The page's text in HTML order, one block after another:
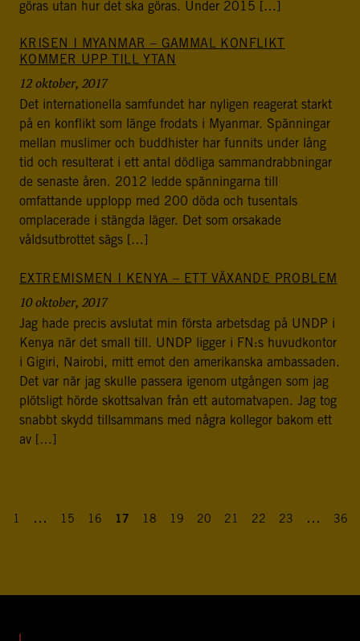
göras utan hur det ska göras. Under 2015 […]
KRISEN I MYANMAR – GAMMAL KONFLIKT
KOMMER UPP TILL YTAN
12 oktober, 2017
Det internationella samfundet har nyligen reagerat starkt
på en konflikt som länge frodats i Myanmar. Spänningar
mellan muslimer och buddhister har funnits under lång
tid och resulterat i ett antal dödliga sammandrabbningar
de senaste åren. 2012 ledde spänningarna till
omfattande upplopp med 200 döda och tusentals
omplacerade i stängda läger. Det som orsakade
våldsutbrottet sägs […]
EXTREMISMEN I KENYA – ETT VÄXANDE PROBLEM
10 oktober, 2017
Jag hade precis avslutat min första arbetsdag på UNDP i
Kenya när det small till. UNDP ligger i FN:s huvudkontor
i Gigiri, Nairobi, mitt emot den amerikanska ambassaden.
Det var när jag skulle passera igenom utgången som jag
plötsligt hörde skottsalvan från ett automatvapen. Jag tog
snabbt skydd tillsammans med några kollegor bakom ett
av […]
1 … 15 16 17 18 19 20 21 22 23 … 36